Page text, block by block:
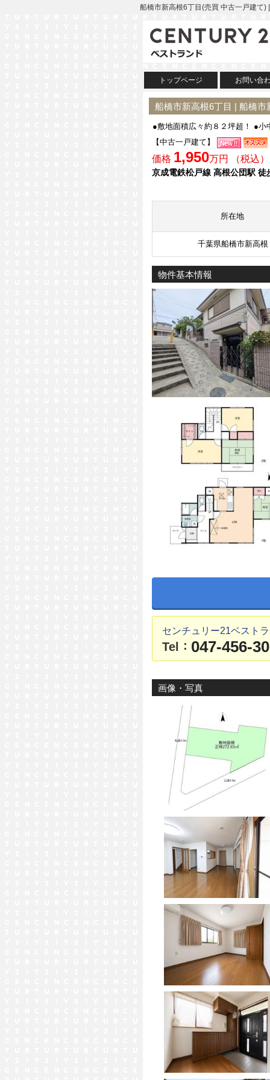
船橋市新高根6丁目(売買 中古一戸建て
トップページ お問い合
船橋市新高根6丁目 | 船橋
●敷地面積広々約８２坪超！ ●小
【中古一戸建て】
価格 1,950万円 （税込）
京成電鉄松戸線 高根公団駅 徒
所在地
千葉県船橋市新高根
物件基本情報
センチュリー21ベスト
Tel ： 047-456-
画像・写真